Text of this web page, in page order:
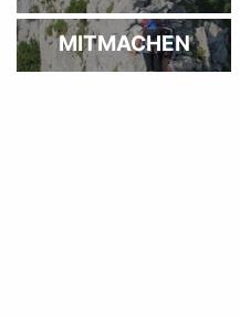
MITMACHEN